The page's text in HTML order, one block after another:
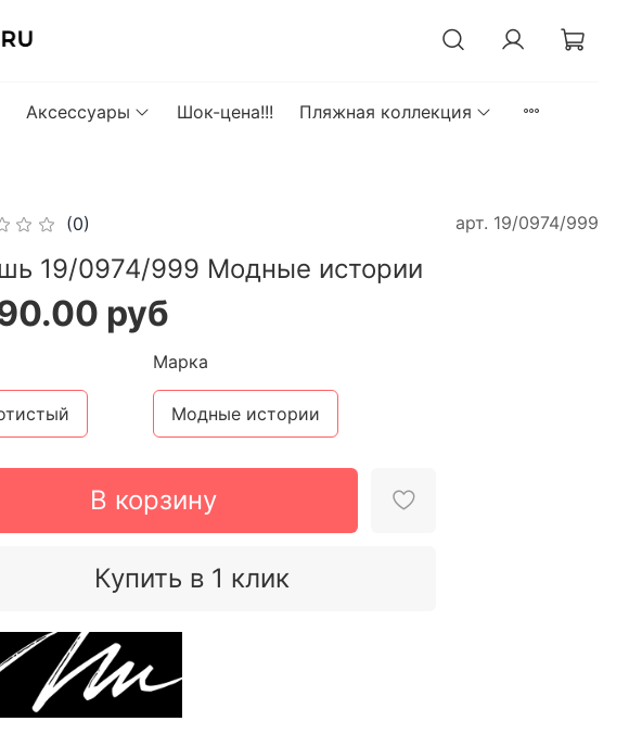
Аксессуары Шок-цена!!! Пляжная коллекция
(0) арт. 19/0974/999
19/0974/999 Модные истории
руб
В корзину
Купить в 1 клик
Марка
Модные истории